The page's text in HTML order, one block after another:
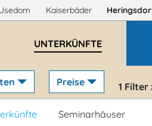
Kaiserbäder
UNTERKÜNFTE
Preise 1 Filter
Seminarhäuser